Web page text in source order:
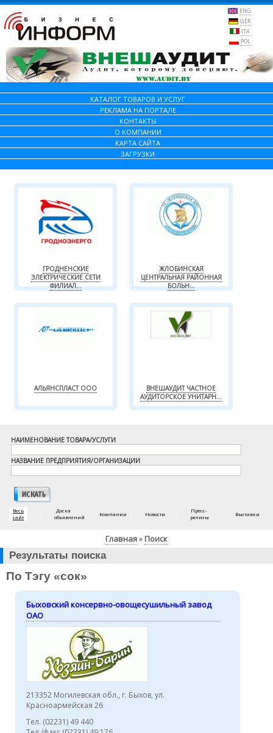
ENG
GER
ITA
POL
КАТАЛОГ ТОВАРОВ И УСЛУГ
РЕКЛАМА НА ПОРТАЛЕ
КОНТАКТЫ
О КОМПАНИИ
КАРТА САЙТА
ЗАГРУЗКИ
ГРОДНЕНСКИЕ
ЭЛЕКТРИЧЕСКИЕ СЕТИ
ФИЛИАЛ...
ЖЛОБИНСКАЯ
ЦЕНТРАЛЬНАЯ РАЙОННАЯ
БОЛЬН...
АЛЬЯНСПЛАСТ ООО
ВНЕШАУДИТ ЧАСТНОЕ
АУДИТОРСКОЕ УНИТАРН...
НАИМЕНОВАНИЕ ТОВАРА/УСЛУГИ
НАЗВАНИЕ ПРЕДПРИЯТИЯ/ОРГАНИЗАЦИИ
Весь
сайт
Доска
объявлений
Компании Новости
Пресс-
релизы
Выставки
Главная» Поиск
Результаты поиска
По Тэгу «сок»
Быховский консервно-овощесушильный завод
ОАО
213352 Могилевская обл., г. Быхов, ул.
Красноармейская 26
Тел. (02231) 49 440